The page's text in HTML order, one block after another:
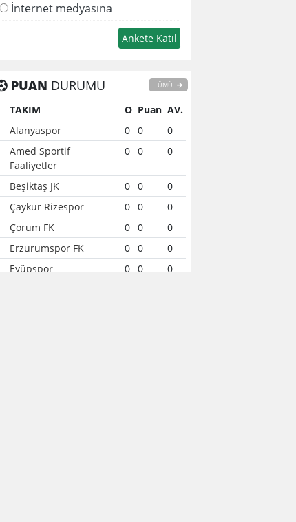
İnternet medyasına
PUAN DURUMU TÜMÜ
TAKIM O Puan AV.
Alanyaspor 0 0
0
Amed Sportif
Faaliyetler
0 0 0
Beşiktaş JK 0 0
0
Çaykur Rizespor 0 0
0
Çorum FK 0 0
0
Erzurumspor FK 0 0
0
Eyüpspor 0 0
0